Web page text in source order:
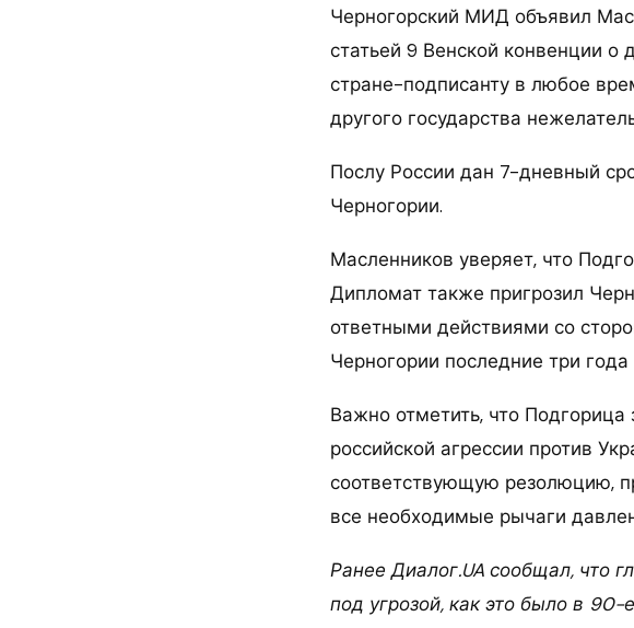
Черногорский МИД объявил
статьей 9 Венской конвенции о
стране-подписанту в любое
другого государства
Послу России дан 7-дневный
Черногории.
Масленников уверяет, что
Дипломат также пригрозил
ответными действиями со
Черногории последние три года
Важно отметить, что
российской агрессии против
соответствующую резолюцию,
все необходимые рычаги
Ранее Диалог.UA сообщал, что
под угрозой, как это было в 90-